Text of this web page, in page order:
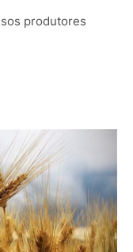
produtores